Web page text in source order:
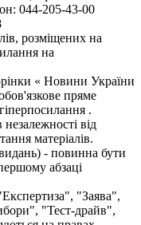
044-205-43-00
розміщених на
на
« Новини України
пряме
.
від
матеріалів.
- повинна бути
абзаці
"Заява",
"Тест-драйв",